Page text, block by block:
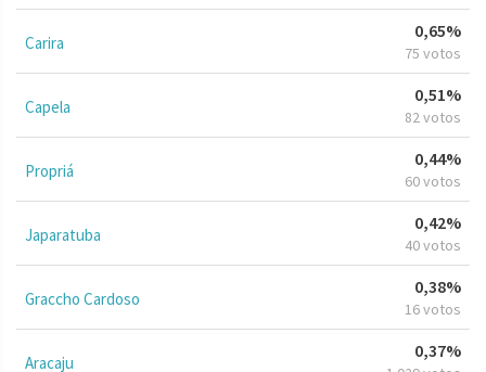
Carira
0,65%
75 votos
Capela
0,51%
82 votos
Propriá
0,44%
60 votos
Japaratuba
0,42%
40 votos
Graccho Cardoso
0,38%
16 votos
Aracaju
0,37%